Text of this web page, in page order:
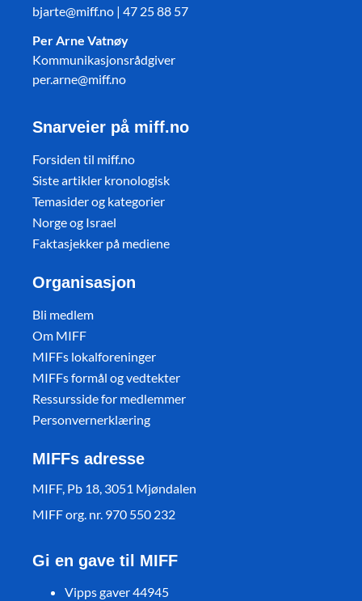
bjarte@miff.no | 47 25 88 57
Per Arne Vatnøy
Kommunikasjonsrådgiver
per.arne@miff.no
Snarveier på miff.no
Forsiden til miff.no
Siste artikler kronologisk
Temasider og kategorier
Norge og Israel
Faktasjekker på mediene
Organisasjon
Bli medlem
Om MIFF
MIFFs lokalforeninger
MIFFs formål og vedtekter
Ressursside for medlemmer
Personvernerklæring
MIFFs adresse
MIFF, Pb 18, 3051 Mjøndalen
MIFF org. nr. 970 550 232
Gi en gave til MIFF
Vipps gaver 44945